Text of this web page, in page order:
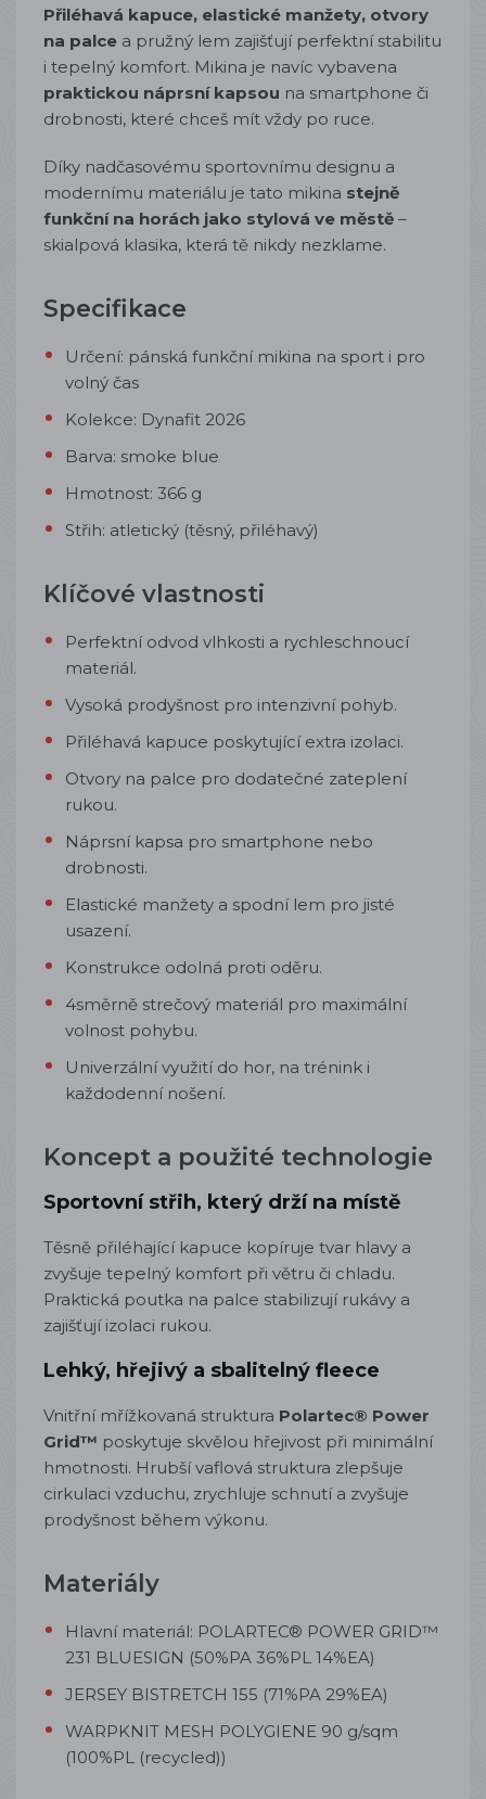
Přiléhavá kapuce, elastické manžety, otvory
na palce a pružný lem zajišťují perfektní stabilitu
i tepelný komfort. Mikina je navíc vybavena
praktickou náprsní kapsou na smartphone či
drobnosti, které chceš mít vždy po ruce.
Díky nadčasovému sportovnímu designu a
modernímu materiálu je tato mikina stejně
funkční na horách jako stylová ve městě –
skialpová klasika, která tě nikdy nezklame.
Specifikace
Určení: pánská funkční mikina na sport i pro
volný čas
Kolekce: Dynafit 2026
Barva: smoke blue
Hmotnost: 366 g
Střih: atletický (těsný, přiléhavý)
Klíčové vlastnosti
Perfektní odvod vlhkosti a rychleschnoucí
materiál.
Vysoká prodyšnost pro intenzivní pohyb.
Přiléhavá kapuce poskytující extra izolaci.
Otvory na palce pro dodatečné zateplení
rukou.
Náprsní kapsa pro smartphone nebo
drobnosti.
Elastické manžety a spodní lem pro jisté
usazení.
Konstrukce odolná proti oděru.
4směrně strečový materiál pro maximální
volnost pohybu.
Univerzální využití do hor, na trénink i
každodenní nošení.
Koncept a použité technologie
Sportovní střih, který drží na místě
Těsně přiléhající kapuce kopíruje tvar hlavy a
zvyšuje tepelný komfort při větru či chladu.
Praktická poutka na palce stabilizují rukávy a
zajišťují izolaci rukou.
Lehký, hřejivý a sbalitelný fleece
Vnitřní mřížkovaná struktura Polartec® Power
Grid™ poskytuje skvělou hřejivost při minimální
hmotnosti. Hrubší vaflová struktura zlepšuje
cirkulaci vzduchu, zrychluje schnutí a zvyšuje
prodyšnost během výkonu.
Materiály
Hlavní materiál: POLARTEC® POWER GRID™
231 BLUESIGN (50%PA 36%PL 14%EA)
JERSEY BISTRETCH 155 (71%PA 29%EA)
WARPKNIT MESH POLYGIENE 90 g/sqm
(100%PL (recycled))